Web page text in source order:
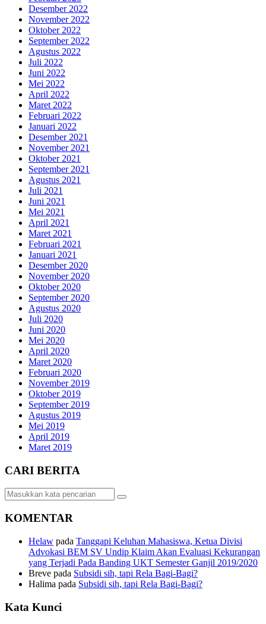
Desember 2022
November 2022
Oktober 2022
September 2022
Agustus 2022
Juli 2022
Juni 2022
Mei 2022
April 2022
Maret 2022
Februari 2022
Januari 2022
Desember 2021
November 2021
Oktober 2021
September 2021
Agustus 2021
Juli 2021
Juni 2021
Mei 2021
April 2021
Maret 2021
Februari 2021
Januari 2021
Desember 2020
November 2020
Oktober 2020
September 2020
Agustus 2020
Juli 2020
Juni 2020
Mei 2020
April 2020
Maret 2020
Februari 2020
November 2019
Oktober 2019
September 2019
Agustus 2019
Mei 2019
April 2019
Maret 2019
CARI BERITA
KOMENTAR
Helaw pada Tanggapi Keluhan Mahasiswa, Ketua Divisi
Advokasi BEM SV Undip Klaim Akan Evaluasi Kekurangan
yang Terjadi Pada Banding UKT Semester Ganjil 2019/2020
Breve pada Subsidi sih, tapi Rela Bagi-Bagi?
Halima pada Subsidi sih, tapi Rela Bagi-Bagi?
Kata Kunci